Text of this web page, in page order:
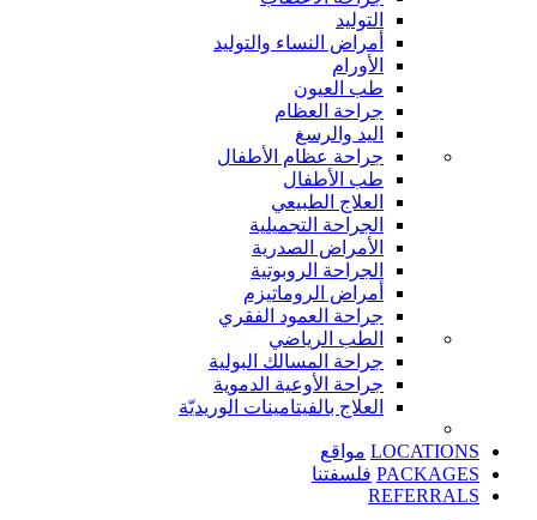
التوليد
أمراض النساء والتوليد
الأورام
طب العيون
جراحة العظام
اليد والرسغ
جراحة عظام الأطفال
طب الأطفال
العلاج الطبيعي
الجراحة التجميلية
الأمراض الصدرية
الجراحة الروبوتية
أمراض الروماتيزم
جراحة العمود الفقري
الطب الرياضي
جراحة المسالك البولية
جراحة الأوعية الدموية
العلاج بالفيتامينات الوريديّة
LOCATIONS مواقع
PACKAGES فلسفتنا
REFERRALS